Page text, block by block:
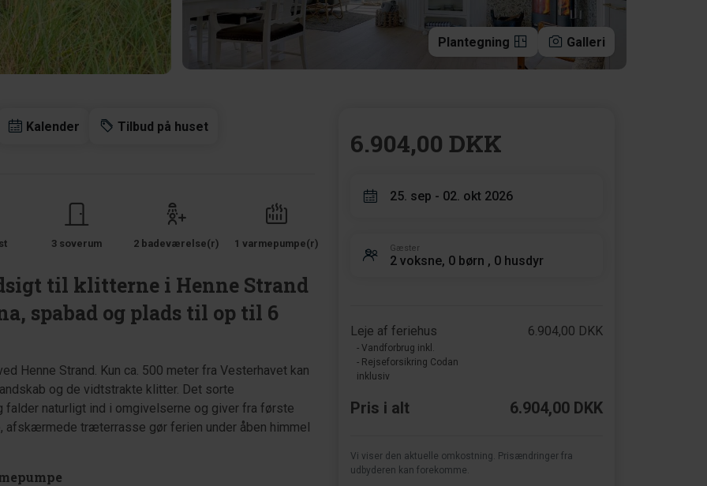
Plantegning Galleri
Kalender Tilbud på huset
3 soverum 2 badeværelse(r) 1 varmepumpe(r)
til klitterne i Henne Strand
spabad og plads til op til 6
Henne Strand. Kun ca. 500 meter fra Vesterhavet kan
og de vidtstrakte klitter. Det sorte
naturligt ind i omgivelserne og giver fra første
afskærmede træterrasse gør ferien under åben himmel
6.904,00 DKK
25. sep - 02. okt 2026
Gæster
2 voksne, 0 børn , 0 husdyr
Leje af feriehus
- Vandforbrug inkl.
- Rejseforsikring Codan
inklusiv
6.904,00 DKK
Pris i alt 6.904,00 DKK
Vi viser den aktuelle omkostning. Prisændringer fra
udbyderen kan forekomme.